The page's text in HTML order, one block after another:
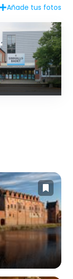
Añade tus fotos